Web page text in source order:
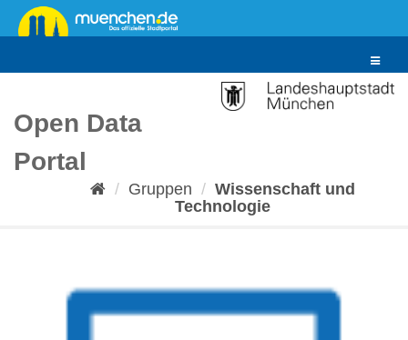
Überspringen
zum
Toggle
Open Data
Portal
Gruppen
Wissenschaft und
Technologie